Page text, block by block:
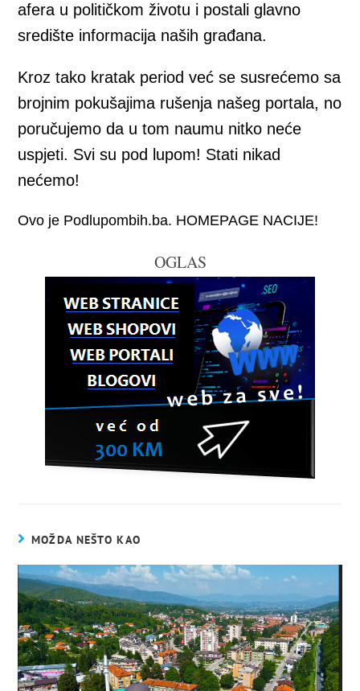
afera u političkom životu i postali glavno
središte informacija naših građana.
Kroz tako kratak period već se susrećemo sa
brojnim pokušajima rušenja našeg portala, no
poručujemo da u tom naumu nitko neće
uspjeti. Svi su pod lupom! Stati nikad
nećemo!
Ovo je Podlupombih.ba. HOMEPAGE NACIJE!
OGLAS
MOŽDA NEŠTO KAO